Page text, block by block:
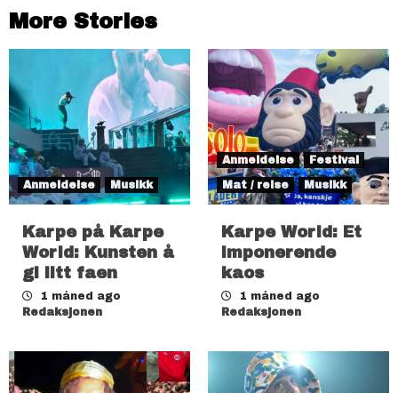
More Stories
Anmeldelse Musikk
Karpe på Karpe
World: Kunsten å
gi litt faen
1 måned ago
Redaksjonen
Anmeldelse
Festival
Mat / reise
Musikk
Karpe World: Et
imponerende
kaos
1 måned ago
Redaksjonen